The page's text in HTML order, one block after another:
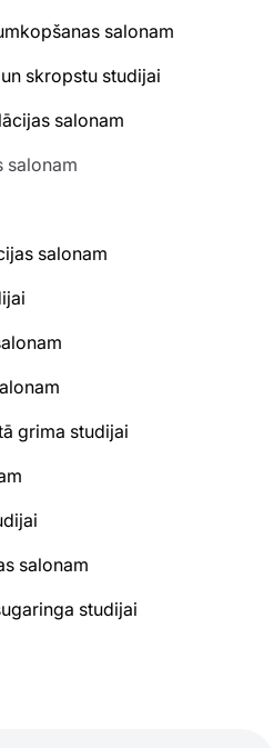
salonam
skropstu studijai
salonam
salonam
salonam
grima studijai
salonam
studijai